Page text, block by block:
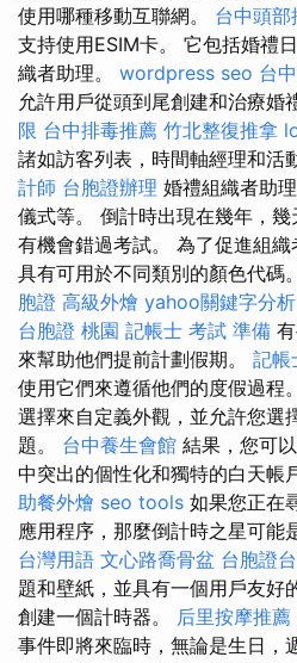
使用哪種移動互聯網。 台中頭部
支持使用ESIM卡。 它包括婚禮
織者助理。 wordpress seo 台
允許用戶從頭到尾創建和治療婚
限 台中排毒推薦 竹北整復推拿
諸如訪客列表，時間軸經理和活
計師 台胞證辦理 婚禮組織者助
儀式等。 倒計時出現在幾年，
有機會錯過考試。 為了促進組
具有可用於不同類別的顏色代碼
胞證 高級外燴 yahoo關鍵字分析
台胞證 桃園 記帳士 考試 準備
來幫助他們提前計劃假期。 記帳
使用它們來遵循他們的度假過程
選擇來自定義外觀，並允許您選
題。 台中養生會館 結果，您可
中突出的個性化和獨特的白天帳
助餐外燴 seo tools 如果您正在
應用程序，那麼倒計時之星可能
台灣用語 文心路喬骨盆 台胞證
題和壁紙，並具有一個用戶友好
創建一個計時器。 后里按摩推薦
事件即將來臨時，無論是生日，